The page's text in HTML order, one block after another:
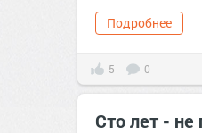
Подробнее
5 0
Сто лет - не